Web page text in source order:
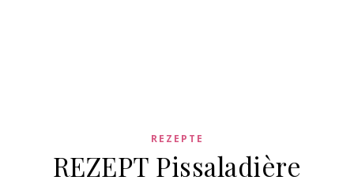
REZEPTE
REZEPT Pissaladière